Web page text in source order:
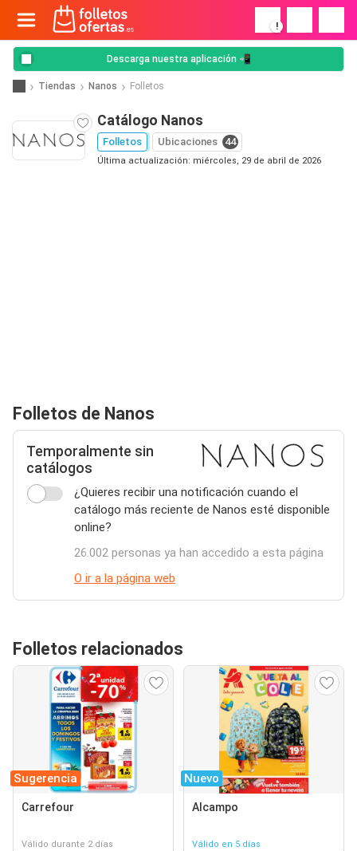
!
Descarga nuestra aplicación 📲
Tiendas Nanos Folletos
Catálogo Nanos
Folletos Ubicaciones 44
Última actualización: miércoles, 29 de abril de 2026
Folletos de Nanos
Temporalmente sin
catálogos
¿Quieres recibir una notificación cuando el
catálogo más reciente de Nanos esté disponible
online?
26.002 personas ya han accedido a esta página
O ir a la página web
Folletos relacionados
Sugerencia
Carrefour
Válido durante 2 días
Nuevo
Alcampo
Válido en 5 días